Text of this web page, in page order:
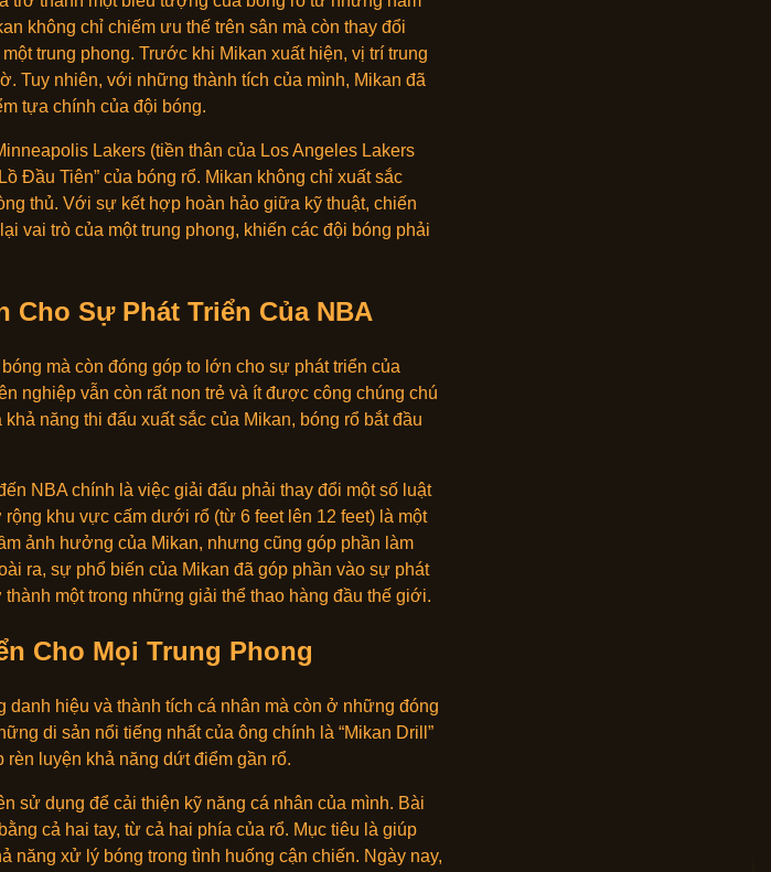
không chỉ chiếm ưu thế trên sân mà còn thay đổi
trung phong. Trước khi Mikan xuất hiện, vị trí trung
Tuy nhiên, với những thành tích của mình, Mikan đã
tựa chính của đội bóng.
Lakers (tiền thân của Los Angeles Lakers
Đầu Tiên” của bóng rổ. Mikan không chỉ xuất sắc
thủ. Với sự kết hợp hoàn hảo giữa kỹ thuật, chiến
vai trò của một trung phong, khiến các đội bóng phải
Cho Sự Phát Triển Của NBA
mà còn đóng góp to lớn cho sự phát triển của
nghiệp vẫn còn rất non trẻ và ít được công chúng chú
năng thi đấu xuất sắc của Mikan, bóng rổ bắt đầu
NBA chính là việc giải đấu phải thay đổi một số luật
khu vực cấm dưới rổ (từ 6 feet lên 12 feet) là một
ảnh hưởng của Mikan, nhưng cũng góp phần làm
ra, sự phổ biến của Mikan đã góp phần vào sự phát
một trong những giải thể thao hàng đầu thế giới.
Cho Mọi Trung Phong
hiệu và thành tích cá nhân mà còn ở những đóng
di sản nổi tiếng nhất của ông chính là “Mikan Drill”
luyện khả năng dứt điểm gần rổ.
sử dụng để cải thiện kỹ năng cá nhân của mình. Bài
cả hai tay, từ cả hai phía của rổ. Mục tiêu là giúp
năng xử lý bóng trong tình huống cận chiến. Ngày nay,